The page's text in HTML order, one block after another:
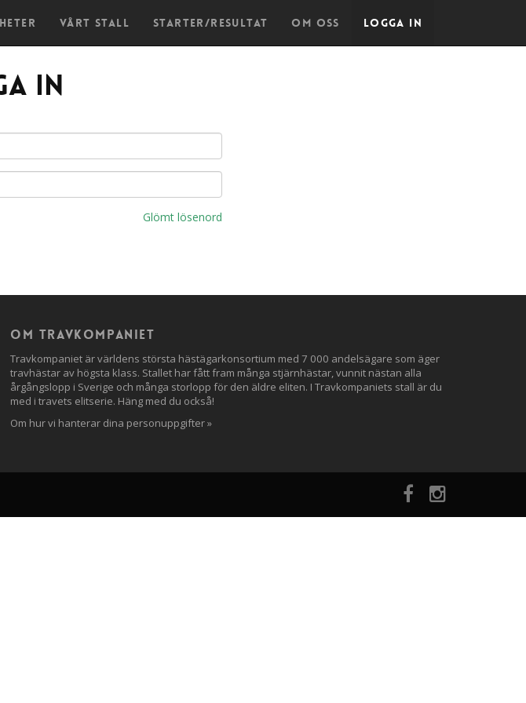
Vårt stall Starter/Resultat Om oss Logga in
in
Glömt lösenord
Om travkompaniet
Travkompaniet är världens största hästägarkonsortium med 7 000 andelsägare som äger
travhästar av högsta klass. Stallet har fått fram många stjärnhästar, vunnit nästan alla
årgångslopp i Sverige och många storlopp för den äldre eliten. I Travkompaniets stall är du
med i travets elitserie. Häng med du också!
Om hur vi hanterar dina personuppgifter »